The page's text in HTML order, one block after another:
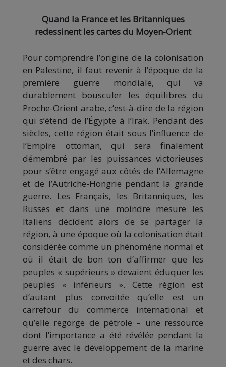
Quand la France et les Britanniques
redessinent les cartes du Moyen-Orient
Pour comprendre l’origine de la colonisation
en Palestine, il faut revenir à l’époque de la
première guerre mondiale, qui va
durablement bousculer les équilibres du
Proche-Orient arabe, c’est-à-dire de la région
qui s’étend de l’Égypte à l’Irak. Pendant des
siècles, cette région était sous l’influence de
l’Empire ottoman, qui sera finalement
démembré par les puissances victorieuses
pour s’être engagé aux côtés de l’Allemagne
et de l’Autriche-Hongrie pendant la grande
guerre. Les Français, les Britanniques, les
Russes et dans une moindre mesure les
Italiens décident alors de se partager la
région, à une époque où la colonisation était
considérée comme un phénomène normal et
où il était de bon ton d’affirmer que les
peuples « supérieurs » devaient éduquer les
peuples « inférieurs ». Cette région est
d’autant plus convoitée qu’elle est un
carrefour du commerce international et
qu’elle regorge de pétrole – une ressource
dont l’importance a été révélée pendant la
guerre avec le développement de la marine
et des chars.